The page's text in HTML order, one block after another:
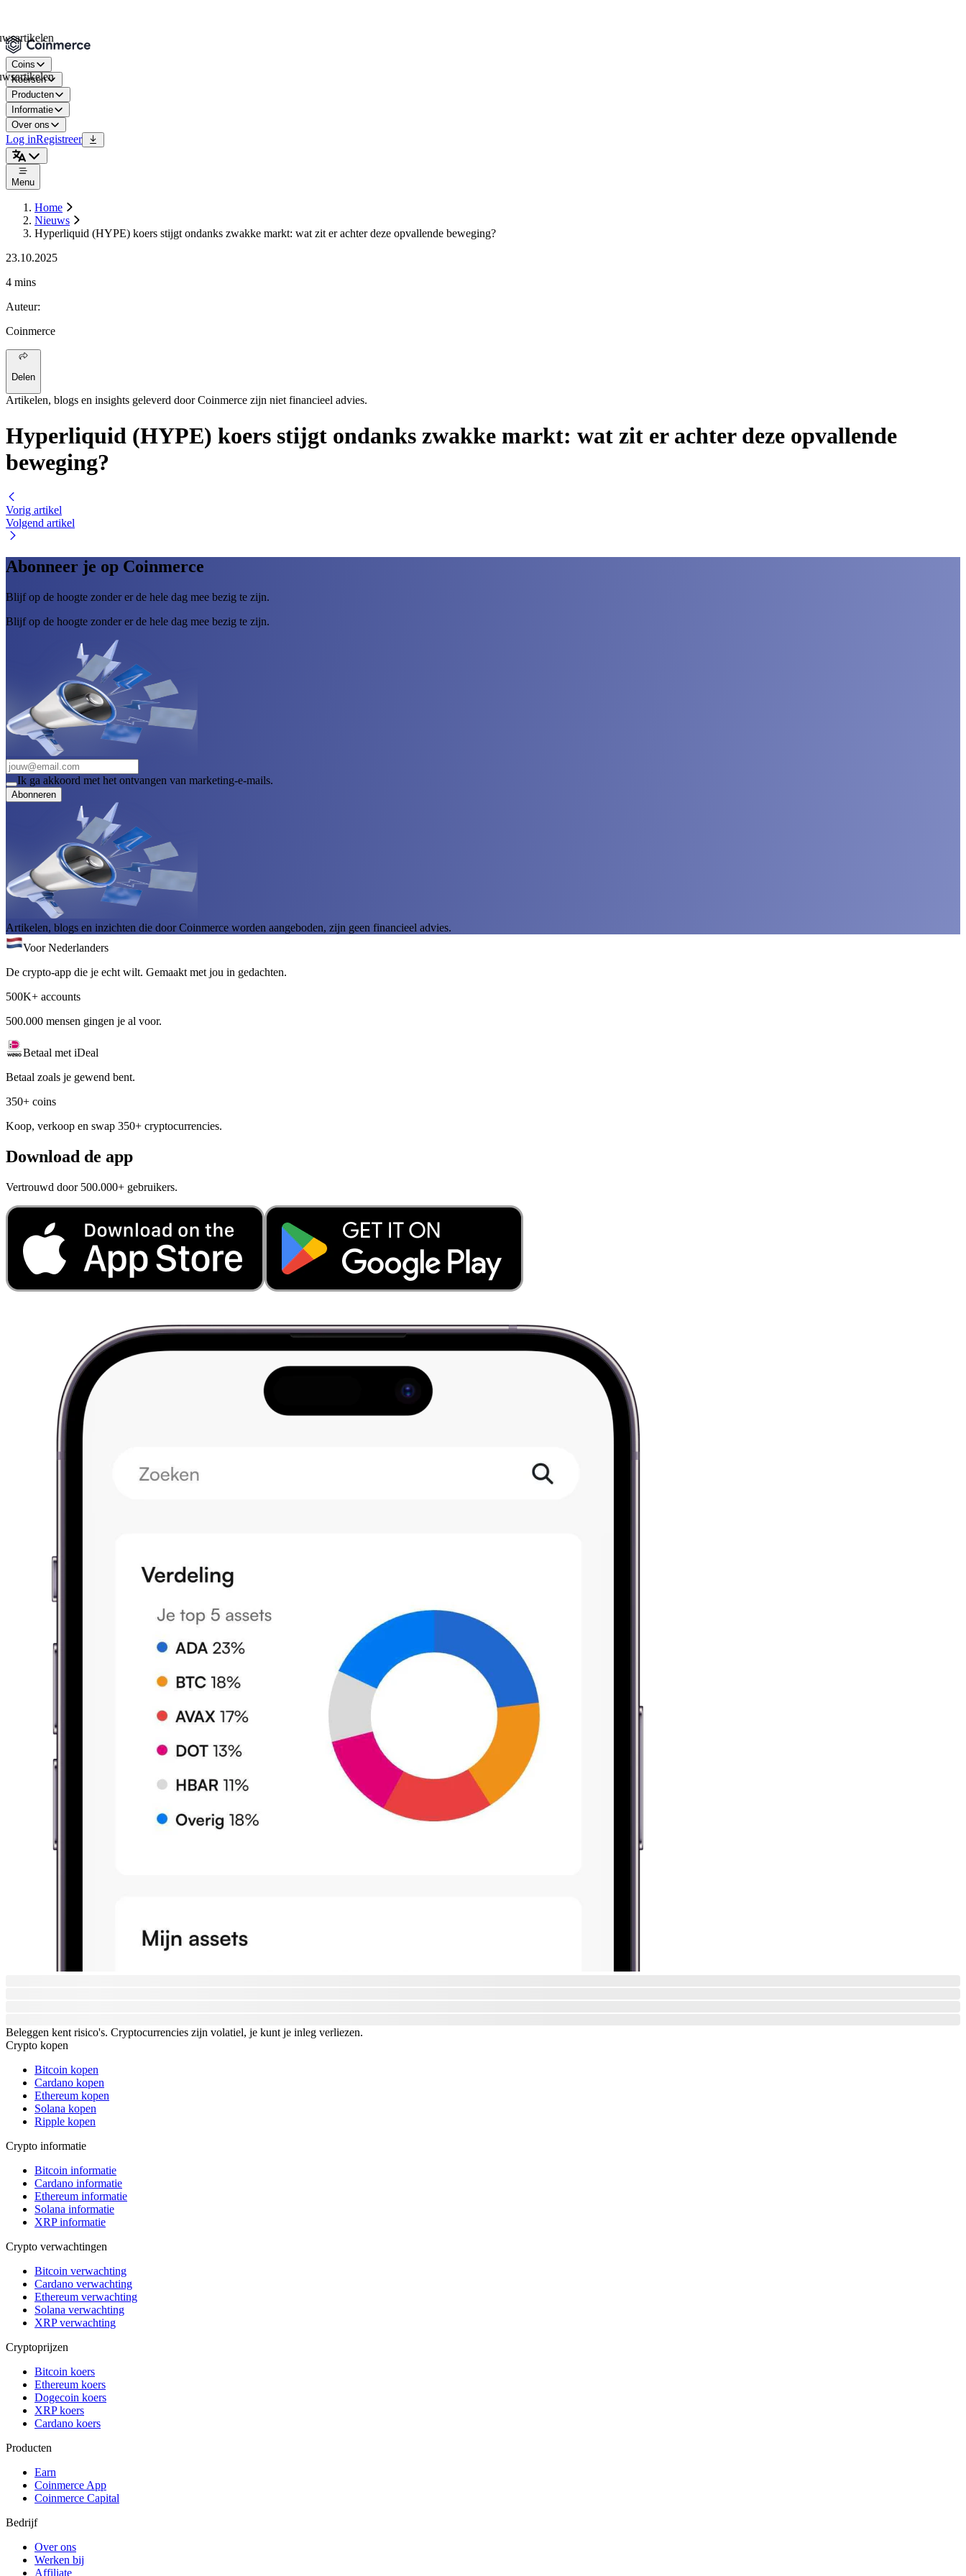
Coins
Koersen
Producten
Informatie
Over ons
Log inRegistreer
Menu
Home
Nieuws
Hyperliquid (HYPE) koers stijgt ondanks zwakke markt: wat zit er achter deze opvallende beweging?
23.10.2025
4 mins
Auteur:
Coinmerce
Delen
Artikelen, blogs en insights geleverd door Coinmerce zijn niet financieel advies.
Hyperliquid (HYPE) koers stijgt ondanks zwakke markt: wat zit er achter deze opvallende
beweging?
Vorig artikel
Volgend artikel
Abonneer je op Coinmerce
Blijf op de hoogte zonder er de hele dag mee bezig te zijn.
Blijf op de hoogte zonder er de hele dag mee bezig te zijn.
Ik ga akkoord met het ontvangen van marketing-e-mails.
Abonneren
Artikelen, blogs en inzichten die door Coinmerce worden aangeboden, zijn geen financieel advies.
Voor Nederlanders
De crypto-app die je echt wilt. Gemaakt met jou in gedachten.
500K+ accounts
500.000 mensen gingen je al voor.
Betaal met iDeal
Betaal zoals je gewend bent.
350+ coins
Koop, verkoop en swap 350+ cryptocurrencies.
Download de app
Vertrouwd door 500.000+ gebruikers.
Beleggen kent risico's. Cryptocurrencies zijn volatiel, je kunt je inleg verliezen.
Crypto kopen
Bitcoin kopen
Cardano kopen
Ethereum kopen
Solana kopen
Ripple kopen
Crypto informatie
Bitcoin informatie
Cardano informatie
Ethereum informatie
Solana informatie
XRP informatie
Crypto verwachtingen
Bitcoin verwachting
Cardano verwachting
Ethereum verwachting
Solana verwachting
XRP verwachting
Cryptoprijzen
Bitcoin koers
Ethereum koers
Dogecoin koers
XRP koers
Cardano koers
Producten
Earn
Coinmerce App
Coinmerce Capital
Bedrijf
Over ons
Werken bij
Affiliate